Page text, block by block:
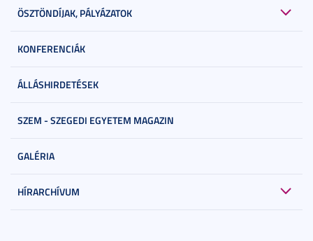
ÖSZTÖNDÍJAK, PÁLYÁZATOK
KONFERENCIÁK
ÁLLÁSHIRDETÉSEK
SZEM - SZEGEDI EGYETEM MAGAZIN
GALÉRIA
HÍRARCHÍVUM